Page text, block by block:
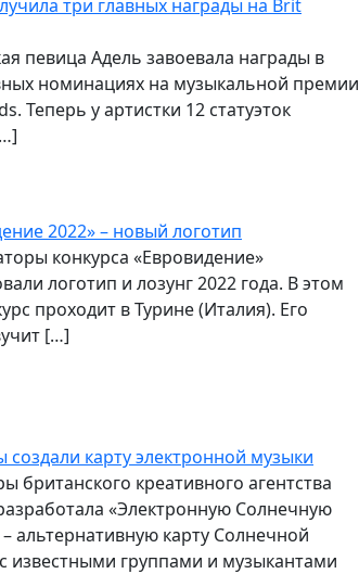
три главных награды на Brit
певица Адель завоевала награды в
номинациях на музыкальной премии
Теперь у артистки 12 статуэток
2022» – новый логотип
конкурса «Евровидение»
логотип и лозунг 2022 года. В этом
проходит в Турине (Италия). Его
[…]
создали карту электронной музыки
британского креативного агентства
«Электронную Солнечную
​​– альтернативную карту Солнечной
известными группами и музыкантами